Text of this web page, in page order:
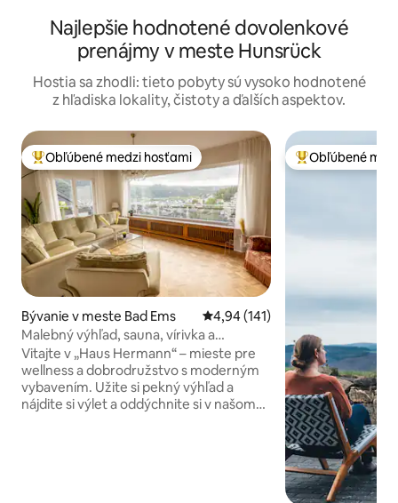
Najlepšie hodnotené dovolenkové
prenájmy v meste Hunsrück
Hostia sa zhodli: tieto pobyty sú vysoko hodnotené
z hľadiska lokality, čistoty a ďalších aspektov.
Najobľúbenejšie medzi hosťami
Obľúbené medzi hosťami
Bývanie v meste Bad Ems Priemerné ohodnotenie 4,94 z
4,94 (141)
Malebný výhľad, sauna, vírivka a
posilňovňa
Vitajte v „Haus Hermann“ – mieste pre
wellness a dobrodružstvo s moderným
vybavením. Užite si pekný výhľad a
nájdite si výlet a oddýchnite si v našom
Najobľúbenejšie
Obľúbené